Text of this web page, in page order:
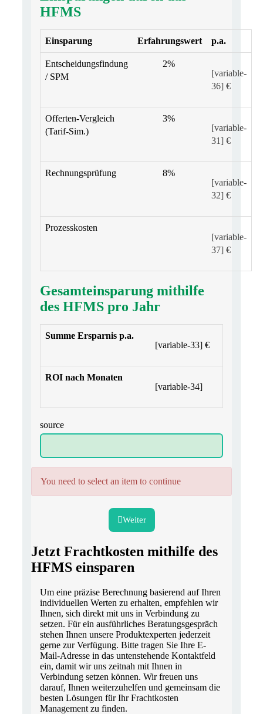
HFMS
Einsparung Erfahrungswert p.a.
Entscheidungsfindung
/ SPM
2%
[variable-
36] €
Offerten-Vergleich
(Tarif-Sim.)
3%
[variable-
31] €
Rechnungsprüfung
8%
[variable-
32] €
Prozesskosten
[variable-
37] €
Gesamteinsparung mithilfe
des HFMS pro Jahr
Summe Ersparnis p.a.
[variable-33] €
ROI nach Monaten
[variable-34]
source
You need to select an item to continue
Weiter
Jetzt Frachtkosten mithilfe des
HFMS einsparen
Um eine präzise Berechnung basierend auf Ihren
individuellen Werten zu erhalten, empfehlen wir
Ihnen, sich direkt mit uns in Verbindung zu
setzen. Für ein ausführliches Beratungsgespräch
stehen Ihnen unsere Produktexperten jederzeit
gerne zur Verfügung. Bitte tragen Sie Ihre E-
Mail-Adresse in das untenstehende Kontaktfeld
ein, damit wir uns zeitnah mit Ihnen in
Verbindung setzen können. Wir freuen uns
darauf, Ihnen weiterzuhelfen und gemeinsam die
besten Lösungen für Ihr Frachtkosten
Management zu finden.